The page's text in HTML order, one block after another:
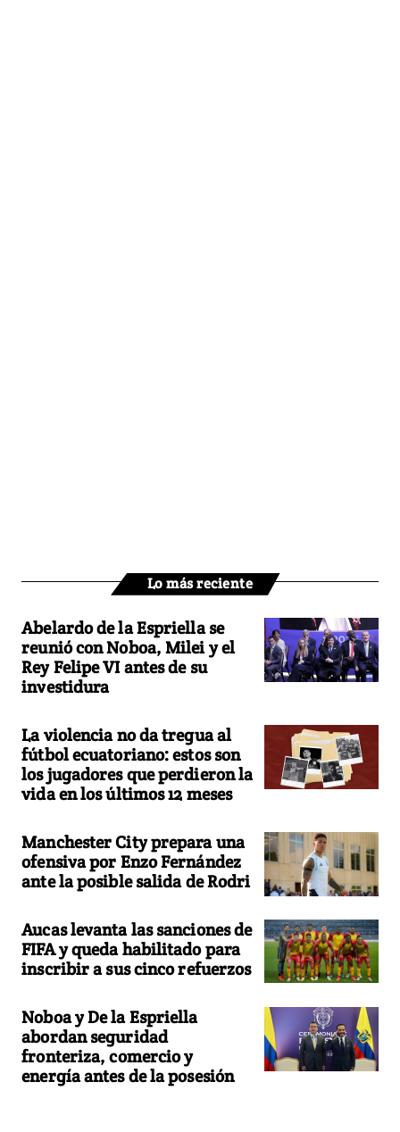
Lo más reciente
Abelardo de la Espriella se
reunió con Noboa, Milei y el
Rey Felipe VI antes de su
investidura
La violencia no da tregua al
fútbol ecuatoriano: estos son
los jugadores que perdieron la
vida en los últimos 12 meses
Manchester City prepara una
ofensiva por Enzo Fernández
ante la posible salida de Rodri
Aucas levanta las sanciones de
FIFA y queda habilitado para
inscribir a sus cinco refuerzos
Noboa y De la Espriella
abordan seguridad
fronteriza, comercio y
energía antes de la posesión